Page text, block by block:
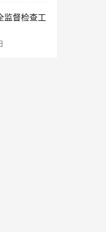
监督检查工